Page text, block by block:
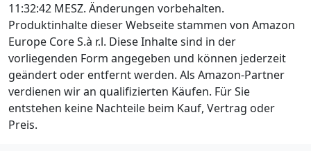
11:32:42 MESZ. Änderungen vorbehalten.
Produktinhalte dieser Webseite stammen von Amazon
Europe Core S.à r.l. Diese Inhalte sind in der
vorliegenden Form angegeben und können jederzeit
geändert oder entfernt werden. Als Amazon-Partner
verdienen wir an qualifizierten Käufen. Für Sie
entstehen keine Nachteile beim Kauf, Vertrag oder
Preis.